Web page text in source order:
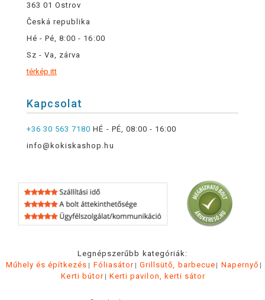
363 01 Ostrov
Česká republika
Hé - Pé, 8:00 - 16:00
Sz - Va, zárva
térkép itt
Kapcsolat
+36 30 563 7180 HÉ - PÉ, 08:00 - 16:00
info@kokiskashop.hu
Legnépszerűbb kategóriák:
Műhely és építkezés
Fóliasátor Grillsütő, barbecue
Napernyő
Kerti bútor
Kerti pavilon, kerti sátor